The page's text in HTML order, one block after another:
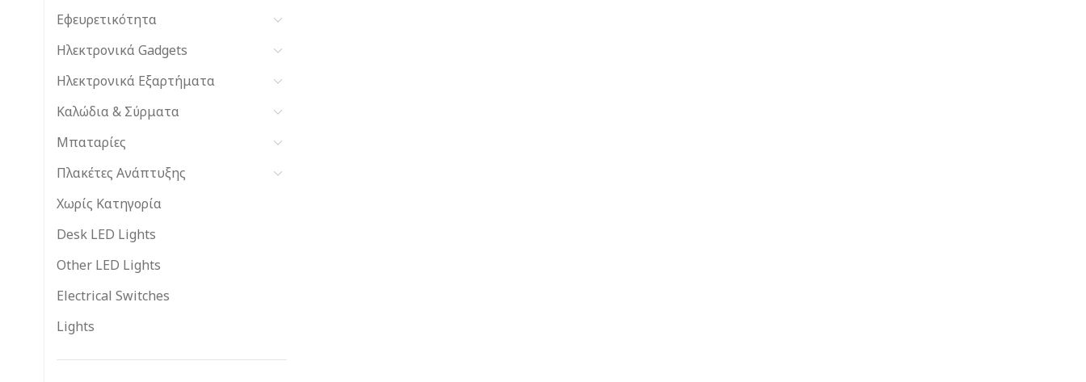
Εφευρετικότητα
Ηλεκτρονικά Gadgets
Ηλεκτρονικά Εξαρτήματα
Καλώδια & Σύρματα
Μπαταρίες
Πλακέτες Ανάπτυξης
Χωρίς Κατηγορία
Desk LED Lights
Other LED Lights
Electrical Switches
Lights